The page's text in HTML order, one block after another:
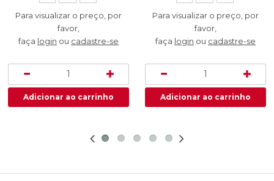
Para visualizar o preço, por
favor,
faça login ou cadastre-se
Para visualizar o preço, por
favor,
faça login ou cadastre-se